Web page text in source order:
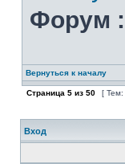
Форум :
Вернуться к началу
Страница 5 из 50 [ Тем:
Вход